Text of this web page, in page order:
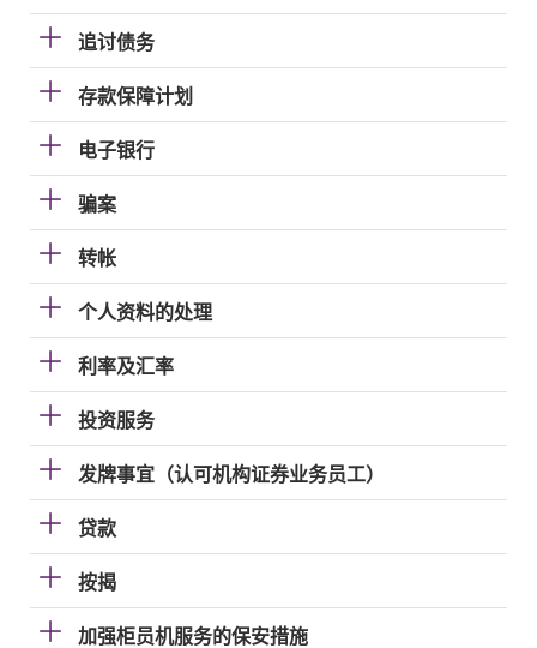
追讨债务
存款保障计划
电子银行
骗案
转帐
个人资料的处理
利率及汇率
投资服务
发牌事宜（认可机构证券业务员工）
贷款
按揭
加强柜员机服务的保安措施